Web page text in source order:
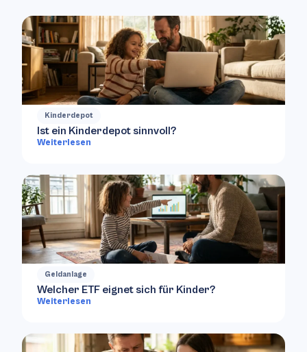
Kinderdepot
Ist ein Kinderdepot sinnvoll?
Weiterlesen
Geldanlage
Welcher ETF eignet sich für Kinder?
Weiterlesen